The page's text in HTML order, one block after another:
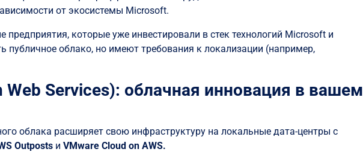
от экосистемы Microsoft.
предприятия, которые уже инвестировали в стек технологий Microsoft и
публичное облако, но имеют требования к локализации (например,
Web Services): облачная инновация в вашем
облака расширяет свою инфраструктуру на локальные дата-центры с
Outposts иVMware Cloud on AWS.